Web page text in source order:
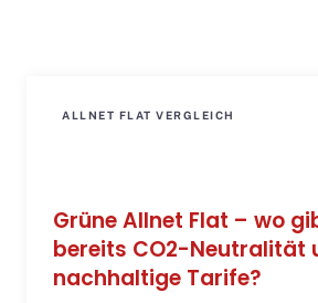
ALLNET FLAT VERGLEICH
Grüne Allnet Flat – wo
bereits CO2-Neutralität
nachhaltige Tarife?